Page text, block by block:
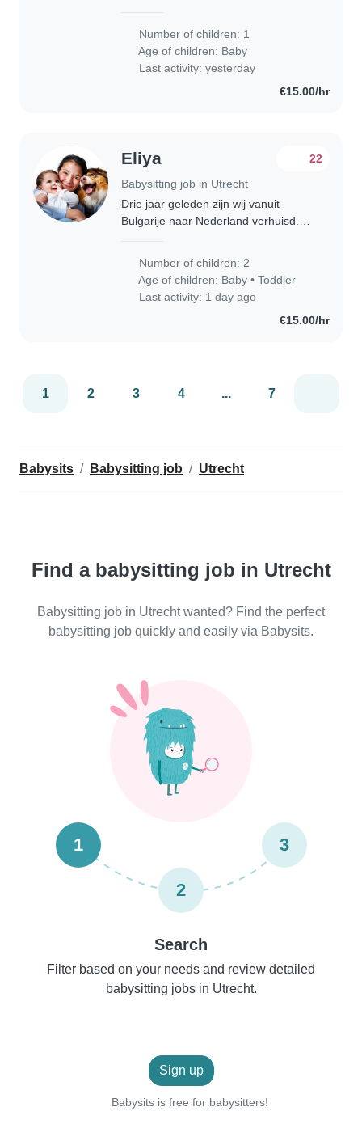
zoeken we een oppas voor..
Number of children: 1
Age of children: Baby
Last activity: yesterday
€15.00/hr
Eliya
Babysitting job in Utrecht
22
Drie jaar geleden zijn wij vanuit
Bulgarije naar Nederland verhuisd.
jaar. Ons jongste..
Number of children: 2
Age of children: Baby •Toddler
Last activity: 1 day ago
€15.00/hr
1 2 3 4 ... 7
Babysits Babysitting job Utrecht
Find a babysitting job in Utrecht
Babysitting job in Utrecht wanted? Find the perfect
babysitting job quickly and easily via Babysits.
1
2
3
Search
Filter based on your needs and review detailed
babysitting jobs in Utrecht.
Sign up
Babysits is free for babysitters!